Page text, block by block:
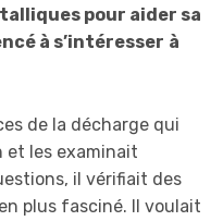
pour aider sa
à s’intéresser à
de la décharge qui
les examinait
il vérifiait des
plus fasciné. Il voulait